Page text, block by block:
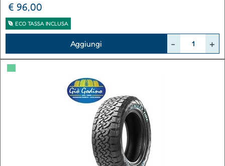
€ 96,00
ECO TASSA INCLUSA
Aggiungi
▀